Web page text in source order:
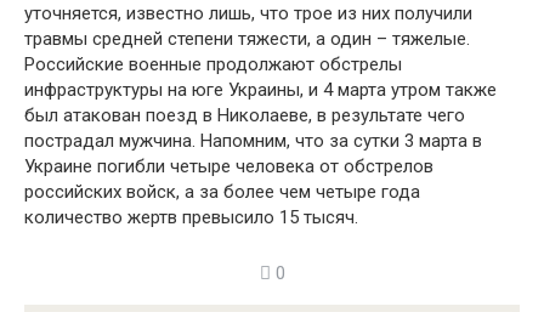
уточняется, известно лишь, что трое из них получили
травмы средней степени тяжести, а один – тяжелые.
Российские военные продолжают обстрелы
инфраструктуры на юге Украины, и 4 марта утром также
был атакован поезд в Николаеве, в результате чего
пострадал мужчина. Напомним, что за сутки 3 марта в
Украине погибли четыре человека от обстрелов
российских войск, а за более чем четыре года
количество жертв превысило 15 тысяч.
0